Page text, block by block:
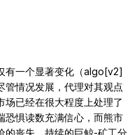
有一个显著变化（algo[v2]
管情况发展，代理对其观点
场已经在很大程度上处理了
恐惧读数充满信心，而熊市
的丧失。持续的巨鲸-矿工分